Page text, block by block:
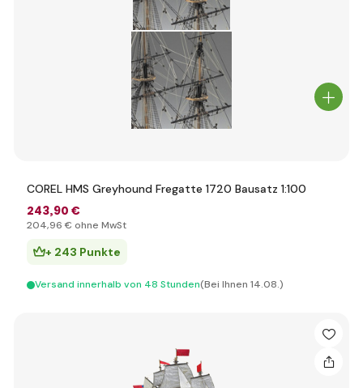
COREL HMS Greyhound Fregatte 1720 Bausatz 1:100
243,90 €
204,96 € ohne MwSt
+ 243 Punkte
Versand innerhalb von 48 Stunden(Bei Ihnen 14.08.)